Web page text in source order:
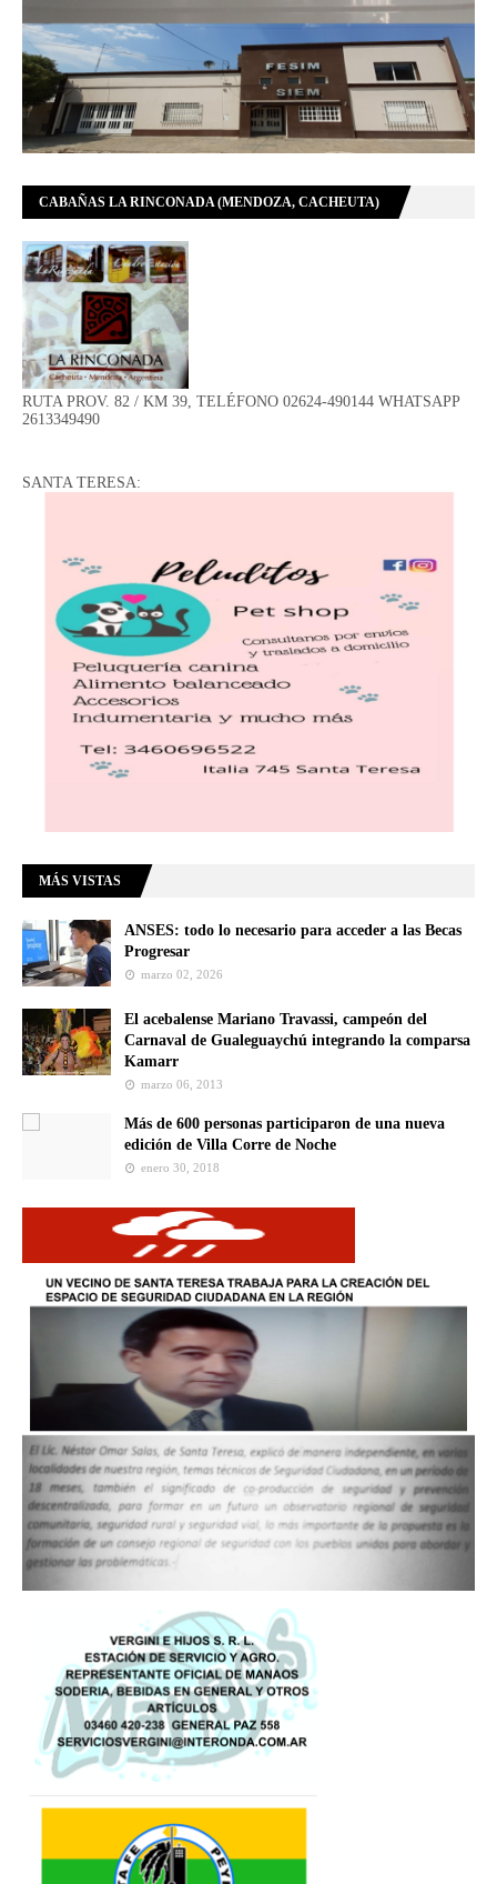
CABAÑAS LA RINCONADA (MENDOZA, CACHEUTA)
RUTA PROV. 82 / KM 39, TELÉFONO 02624-490144 WHATSAPP
2613349490
SANTA TERESA:
MÁS VISTAS
ANSES: todo lo necesario para acceder a las Becas
Progresar
marzo 02, 2026
El acebalense Mariano Travassi, campeón del
Carnaval de Gualeguaychú integrando la comparsa
Kamarr
marzo 06, 2013
Más de 600 personas participaron de una nueva
edición de Villa Corre de Noche
enero 30, 2018